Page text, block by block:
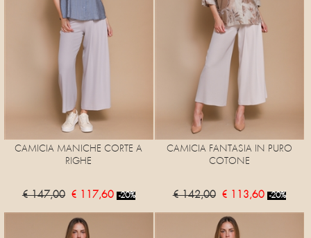
CAMICIA MANICHE CORTE A
RIGHE
€ 147,00 € 117,60 -20%
CAMICIA FANTASIA IN PURO
COTONE
€ 142,00 € 113,60 -20%